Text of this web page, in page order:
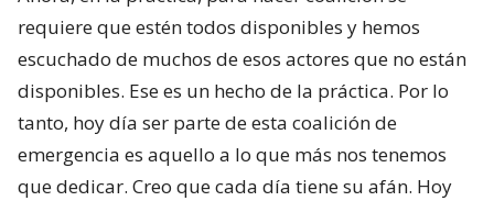
requiere que estén todos disponibles y hemos
escuchado de muchos de esos actores que no están
disponibles. Ese es un hecho de la práctica. Por lo
tanto, hoy día ser parte de esta coalición de
emergencia es aquello a lo que más nos tenemos
que dedicar. Creo que cada día tiene su afán. Hoy